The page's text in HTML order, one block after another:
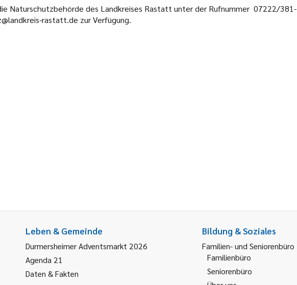
Naturschutzbehörde des Landkreises Rastatt unter der Rufnummer 07222/381-
rastatt.de zur Verfügung.
Leben & Gemeinde
Durmersheimer Adventsmarkt 2026
Agenda 21
Daten & Fakten
Bildung & Soziales
Familien- und Seniorenbüro
Familienbüro
Seniorenbüro